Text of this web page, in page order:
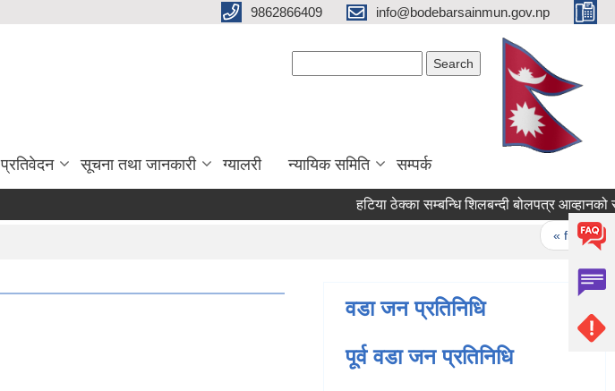
9862866409 info@bodebarsainmun.gov.np
प्रतिवेदन सूचना तथा जानकारी ग्यालरी न्यायिक समिति सम्पर्क
हटिया ठेक्का सम्बन्धि शिलबन्दी बोलपत्र आव्हानको
« first
वडा जन प्रतिनिधि
पूर्व वडा जन प्रतिनिधि